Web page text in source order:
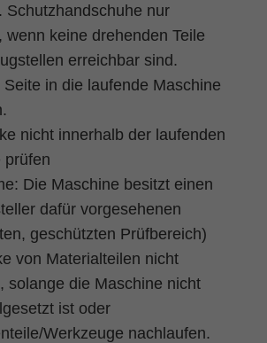
Schutzhandschuhe nur
wenn keine drehenden Teile
erreichbar sind.
in die laufende Maschine
nicht innerhalb der laufenden
prüfen
Die Maschine besitzt einen
dafür vorgesehenen
geschützten Prüfbereich)
von Materialteilen nicht
solange die Maschine nicht
ist oder
Werkzeuge nachlaufen.